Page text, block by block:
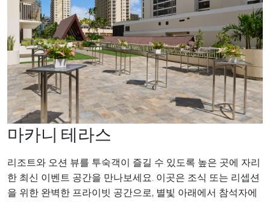
마카니 테라스
리조트와 오션 뷰를 투숙객이 즐길 수 있도록 높은 곳에 자리
한 최신 이벤트 공간을 만나보세요. 이곳은 조식 또는 리셉션
을 위한 완벽한 프라이빗 공간으로, 별빛 아래에서 참석자에